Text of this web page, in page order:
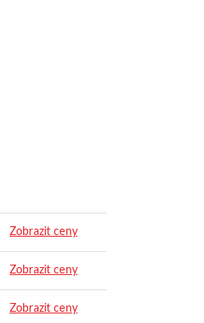
Zobrazit ceny
Zobrazit ceny
Zobrazit ceny